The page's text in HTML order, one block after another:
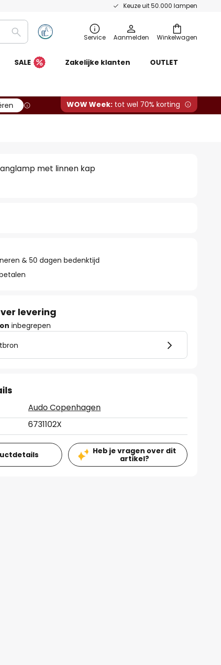
Keuze uit 50.000 lampen
Winkelwagen
Zoeken Service Aanmelden
SALE Zakelijke klanten OUTLET
WOW Week: tot wel 70% korting
met linnen kap
& 50 dagen bedenktijd
levering
inbegrepen
Audo Copenhagen
6731102X
Heb je vragen over dit
artikel?